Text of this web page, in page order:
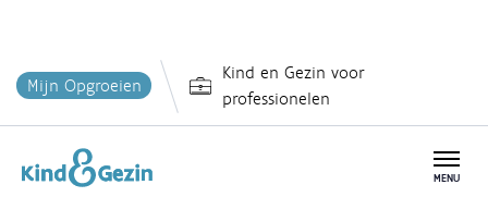
en
inhoud
Mijn Opgroeien
Kind en Gezin voor
professionelen
MENU